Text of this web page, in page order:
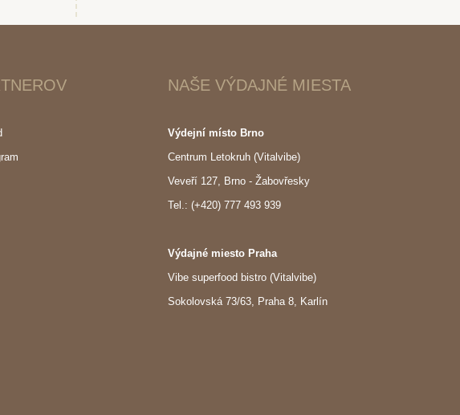
NAŠE VÝDAJNÉ MIESTA
Výdejní místo Brno
Centrum Letokruh (Vitalvibe)
Veveří 127, Brno - Žabovřesky
Tel.: (+420) 777 493 939
Výdajné miesto Praha
Vibe superfood bistro (Vitalvibe)
Sokolovská 73/63, Praha 8, Karlín